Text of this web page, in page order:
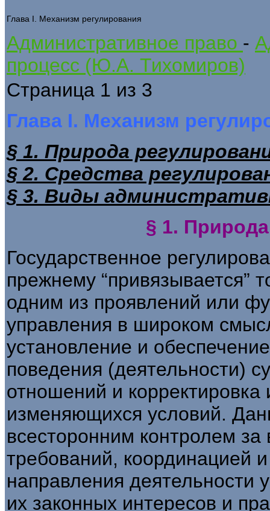
Глава I. Механизм регулирования
Административное право -
процесс (Ю.А. Тихомиров)
Страница 1 из 3
Глава I. Механизм
§ 1. Природа
§ 2. Средства
§ 3. Виды
§ 1.
Государственное
прежнему “привязывается”
одним из проявлений или
управления в широком
установление и
поведения (деятельности)
отношений и корректировка
изменяющихся условий.
всесторонним контролем
требований, координацией
направления деятельности
их законных интересов и